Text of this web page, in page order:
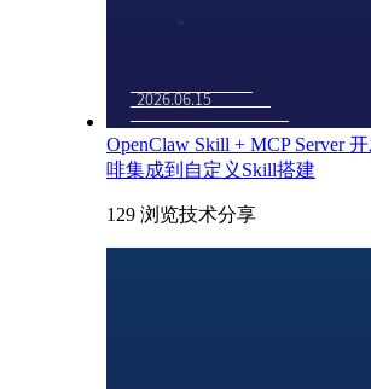
OpenClaw Skill + MCP Server
啡集成到自定义Skill搭建
129 浏览技术分享